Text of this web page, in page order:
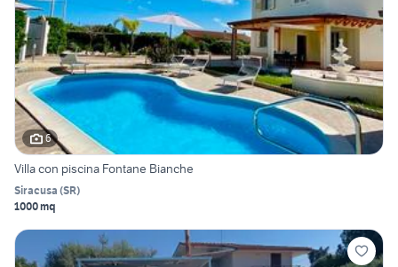
6
Villa con piscina Fontane Bianche
Siracusa (SR)
1000 mq